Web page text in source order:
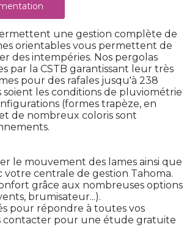
une gestion complète de
orientables vous permettent de
des intempéries. Nos pergolas
par la CSTB garantissant leur très
pour des rafales jusqu'à 238
les conditions de pluviométrie
(formes trapèze, en
de nombreux coloris sont
le mouvement des lames ainsi que
votre centrale de gestion Tahoma.
grâce aux nombreuses options
brumisateur...).
pour répondre à toutes vos
contacter pour une étude gratuite